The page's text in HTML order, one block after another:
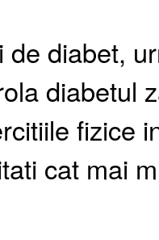
de diabet,
diabetul
fizice
cat mai